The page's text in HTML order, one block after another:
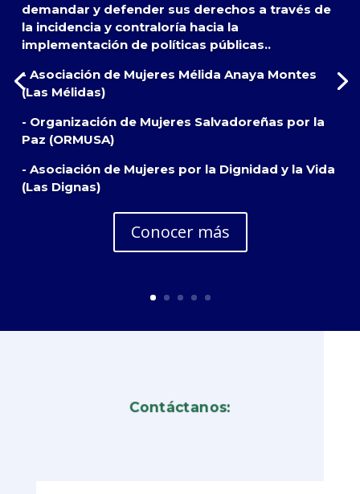
demandar y defender sus derechos a través de
la incidencia y contraloría hacia la
implementación de políticas públicas..
- Asociación de Mujeres Mélida Anaya Montes
(Las Mélidas)
- Organización de Mujeres Salvadoreñas por la
Paz (ORMUSA)
- Asociación de Mujeres por la Dignidad y la Vida
(Las Dignas)
Conocer más
Contáctanos: